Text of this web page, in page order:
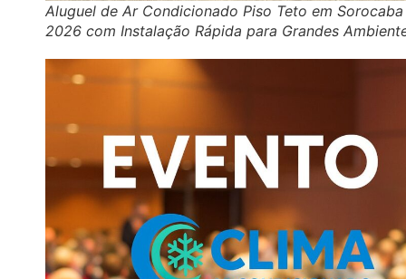
Aluguel de Ar Condicionado Piso Teto em Sorocaba
2026 com Instalação Rápida para Grandes